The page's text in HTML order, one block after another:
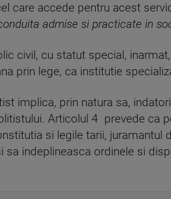
care accede pentru acest
admise si practicate in
civil, cu statut special,
prin lege, ca institutie
implica, prin natura sa,
Articolul 4 prevede ca
si legile tarii, juramantul
sa indeplineasca ordinele si